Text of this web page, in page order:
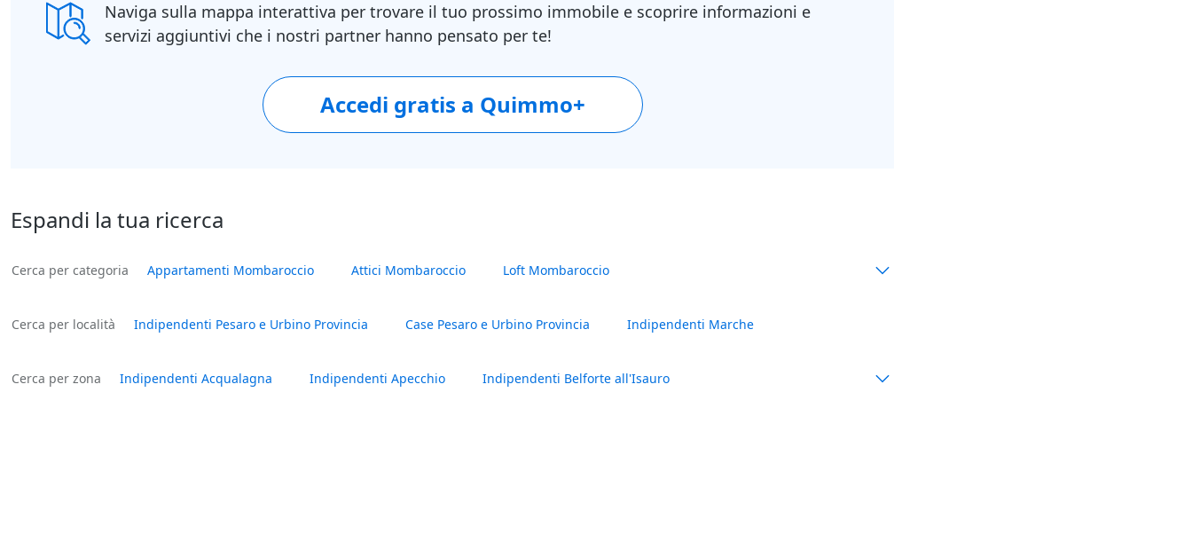
Naviga sulla mappa interattiva per trovare il tuo prossimo immobile e scoprire informazioni e
servizi aggiuntivi che i nostri partner hanno pensato per te!
Accedi gratis a Quimmo+
Espandi la tua ricerca
Cerca per categoria Appartamenti Mombaroccio Attici Mombaroccio Loft Mombaroccio
Cerca per località Indipendenti Pesaro e Urbino Provincia Case Pesaro e Urbino Provincia Indipendenti Marche
Cerca per zona Indipendenti Acqualagna Indipendenti Apecchio Indipendenti Belforte all'Isauro